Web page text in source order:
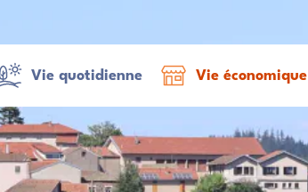
Vie quotidienne Vie économique